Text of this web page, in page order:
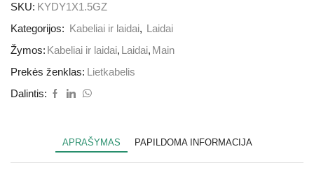
SKU: KYDY1X1.5GZ
Kategorijos:
Kabeliai ir laidai,
Laidai
Žymos: Kabeliai ir laidai, Laidai, Main
Prekės ženklas:
Lietkabelis
Dalintis:
APRAŠYMAS PAPILDOMA INFORMACIJA